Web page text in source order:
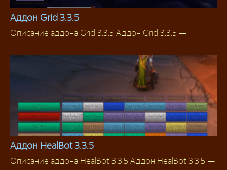
Аддоны для хилов
Аддон Grid 3.3.5
Описание аддона Grid 3.3.5 Аддон Grid 3.3.5 —
Аддоны 3.3.5
Аддон HealBot 3.3.5
Описание аддона HealBot 3.3.5 Аддон HealBot 3.3.5 —